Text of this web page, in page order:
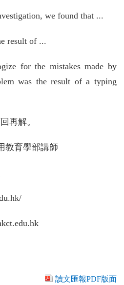
we found that ...
result of ...
for the mistakes made by
was the result of a typing
再解。
教育學部講師
讀文匯報PDF版面